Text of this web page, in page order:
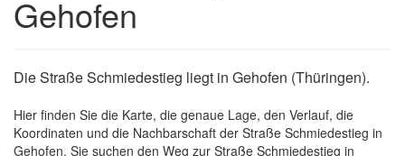
Gehofen
Die Straße Schmiedestieg liegt in Gehofen (Thüringen).
Hier finden Sie die Karte, die genaue Lage, den Verlauf, die
Koordinaten und die Nachbarschaft der Straße Schmiedestieg in
Gehofen. Sie suchen den Weg zur Straße Schmiedestieg in